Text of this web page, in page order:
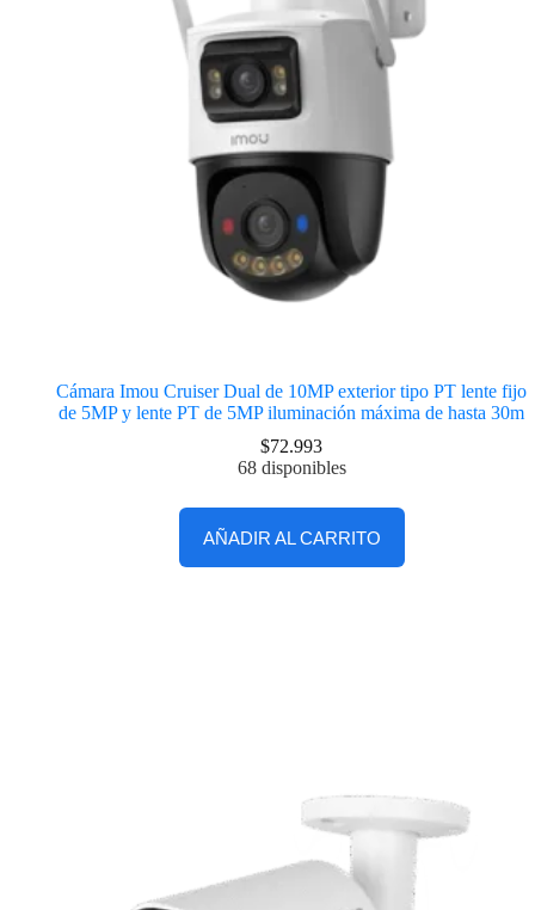
Cámara Imou Cruiser Dual de 10MP exterior tipo PT lente fijo
de 5MP y lente PT de 5MP iluminación máxima de hasta 30m
$72.993
68 disponibles
AÑADIR AL CARRITO